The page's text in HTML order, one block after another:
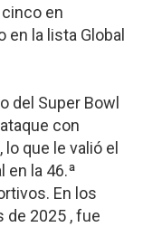
en
en la lista Global
del Super Bowl
con
que le valió el
en la 46.ª
En los
de 2025 , fue